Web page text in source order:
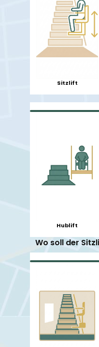
Sitzlift
Hublift
Wo soll der